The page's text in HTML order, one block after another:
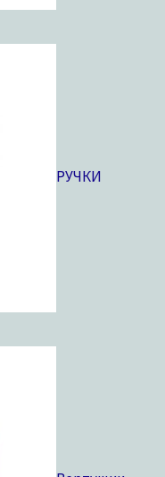
РУЧКИ